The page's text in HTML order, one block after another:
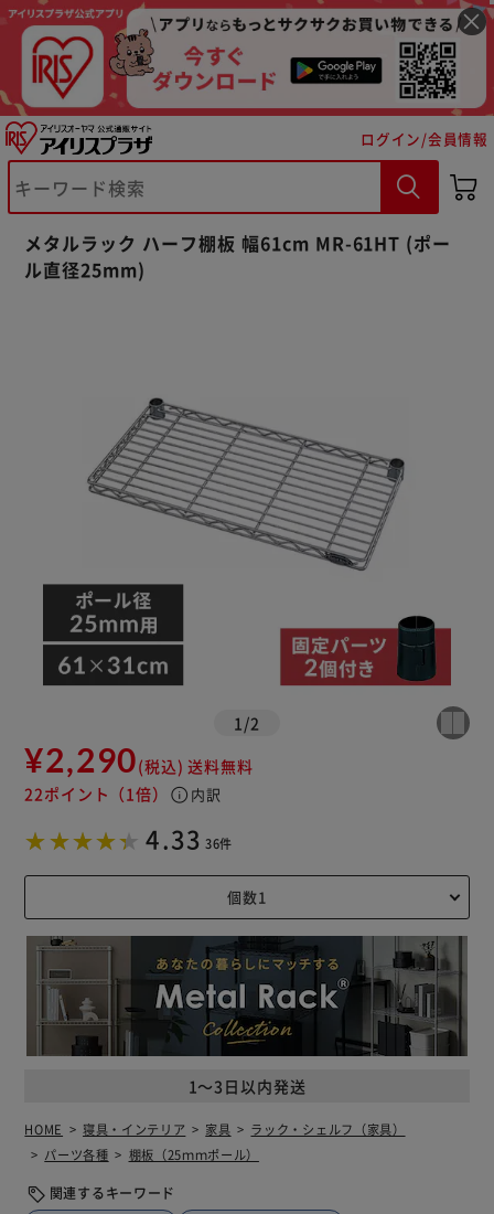
ログイン/会員情報
メタルラック ハーフ棚板 幅61cm MR-61HT (ポー
ル直径25mm)
1 /2
¥2,290(税込) 送料無料
22ポイント （1倍） info 内訳
4.33 36件
1～3日以内発送
HOME 寝具・インテリア 家具
ラック・シェルフ（家具）
パーツ各種
棚板（25ｍｍポール）
関連するキーワード
※ご確認ください